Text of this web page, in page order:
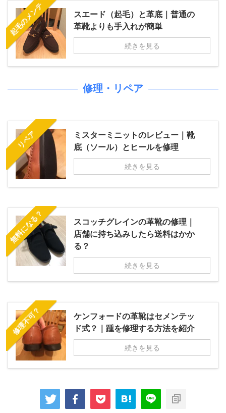
起毛のメンテ
スエード（起毛）と革底｜普通の
革靴よりも手入れが簡単
続きを見る
修理・リペア
リペア
ミスターミニットのレビュー｜靴
底（ソール）とヒールを修理
続きを見る
無料になる？
スコッチグレインの革靴の修理｜
店舗に持ち込みしたら送料はかか
る？
続きを見る
修理不可？
ケンフォードの革靴はセメンテッ
ド式？｜踵を修理する方法を紹介
続きを見る